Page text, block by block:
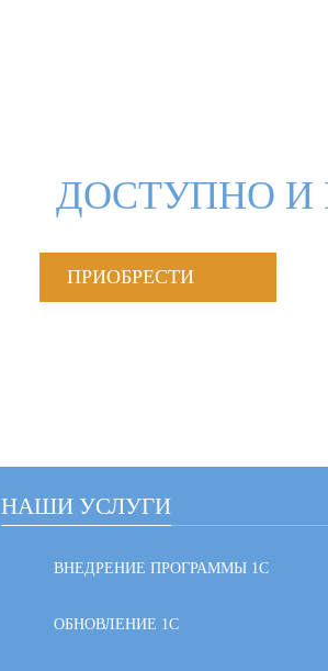
ДОСТУПНО И
ПРИОБРЕСТИ
НАШИ УСЛУГИ
ВНЕДРЕНИЕ ПРОГРАММЫ 1С
ОБНОВЛЕНИЕ 1С